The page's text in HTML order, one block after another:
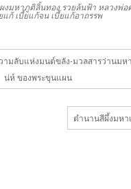
ผงมหาภูติลิ้นทอง รวยล้นฟ้า หลวงพ่อ
แก้ เบี้ยแก้จน เบี้ยแก้อาถรรพ
ามลับแห่งมนต์ขลัง-มวลสารว่านมห
น่ห์ ของพระขุนแผน
ตำนานสีผึ้งมหา